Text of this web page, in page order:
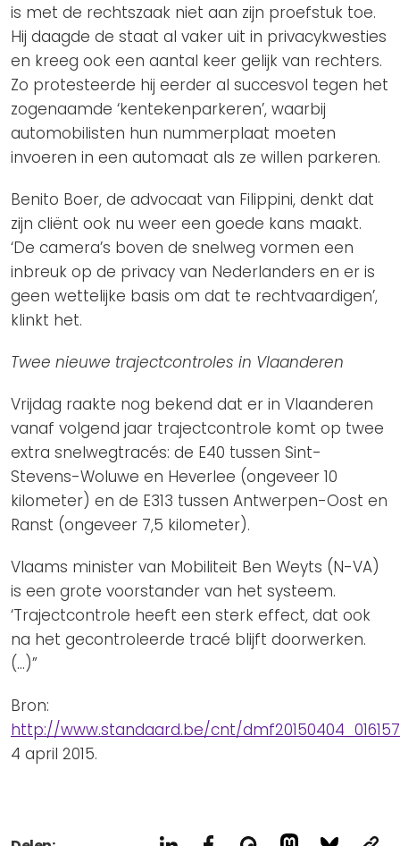
is met de rechtszaak niet aan zijn proefstuk toe.
Hij daagde de staat al vaker uit in privacykwesties
en kreeg ook een aantal keer gelijk van rechters.
Zo protesteerde hij eerder al succesvol tegen het
zogenaamde ‘kentekenparkeren’, waarbij
automobilisten hun nummerplaat moeten
invoeren in een automaat als ze willen parkeren.
Benito Boer, de advocaat van Filippini, denkt dat
zijn cliënt ook nu weer een goede kans maakt.
‘De camera’s boven de snelweg vormen een
inbreuk op de privacy van Nederlanders en er is
geen wettelijke basis om dat te rechtvaardigen’,
klinkt het.
Twee nieuwe trajectcontroles in Vlaanderen
Vrijdag raakte nog bekend dat er in Vlaanderen
vanaf volgend jaar trajectcontrole komt op twee
extra snelwegtracés: de E40 tussen Sint-
Stevens-Woluwe en Heverlee (ongeveer 10
kilometer) en de E313 tussen Antwerpen-Oost en
Ranst (ongeveer 7,5 kilometer).
Vlaams minister van Mobiliteit Ben Weyts (N-VA)
is een grote voorstander van het systeem.
‘Trajectcontrole heeft een sterk effect, dat ook
na het gecontroleerde tracé blijft doorwerken.
(…)”
Bron:
http://www.standaard.be/cnt/
4 april 2015.